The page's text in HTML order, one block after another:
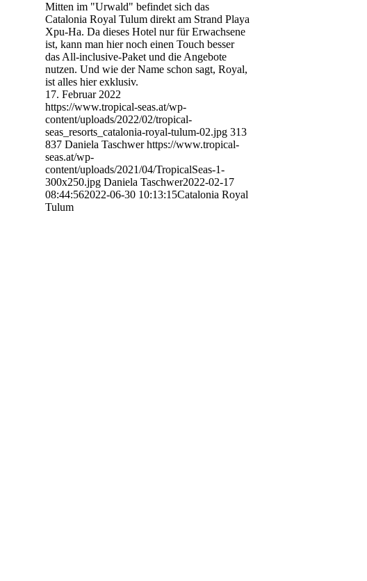
Mitten im "Urwald" befindet sich das
Catalonia Royal Tulum direkt am Strand Playa
Xpu-Ha. Da dieses Hotel nur für Erwachsene
ist, kann man hier noch einen Touch besser
das All-inclusive-Paket und die Angebote
nutzen. Und wie der Name schon sagt, Royal,
ist alles hier exklusiv.
17. Februar 2022
https://www.tropical-seas.at/wp-
content/uploads/2022/02/tropical-
seas_resorts_catalonia-royal-tulum-02.jpg 313
837 Daniela Taschwer https://www.tropical-
seas.at/wp-
content/uploads/2021/04/TropicalSeas-1-
300x250.jpg Daniela Taschwer2022-02-17
08:44:562022-06-30 10:13:15Catalonia Royal
Tulum